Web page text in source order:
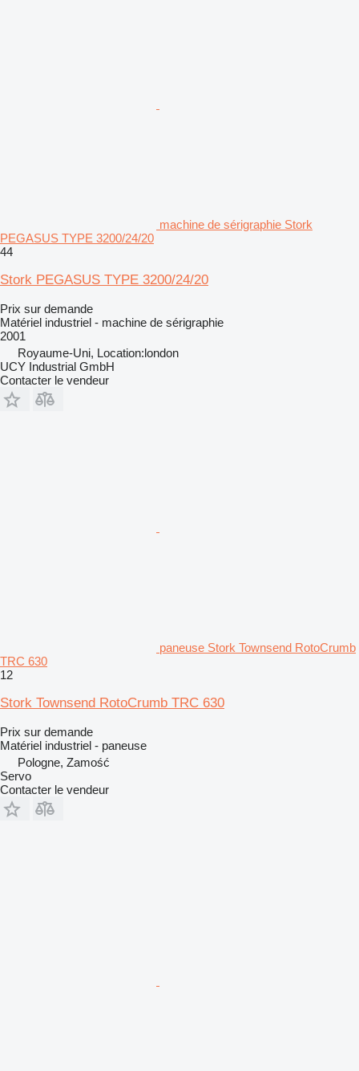
machine de sérigraphie Stork
PEGASUS TYPE 3200/24/20
44
Stork PEGASUS TYPE 3200/24/20
Prix sur demande
Matériel industriel - machine de sérigraphie
2001
Royaume-Uni, Location:london
UCY Industrial GmbH
Contacter le vendeur
paneuse Stork Townsend RotoCrumb
TRC 630
12
Stork Townsend RotoCrumb TRC 630
Prix sur demande
Matériel industriel - paneuse
Pologne, Zamość
Servo
Contacter le vendeur